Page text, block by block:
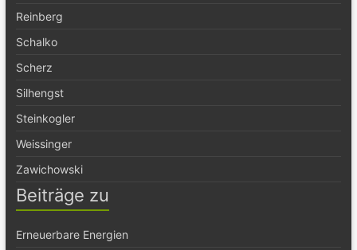
Reinberg
Schalko
Scherz
Silhengst
Steinkogler
Weissinger
Zawichowski
Beiträge zu
Erneuerbare Energien